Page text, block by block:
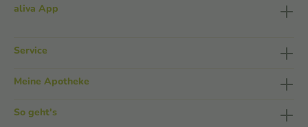
aliva App
Service
Meine Apotheke
So geht's